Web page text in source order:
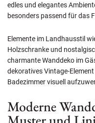
edles und elegantes
besonders passend für das
Elemente im Landhausstil
Holzschranke und
charmante Wanddeko im
dekoratives Vintage-
Badezimmer visuell
Moderne